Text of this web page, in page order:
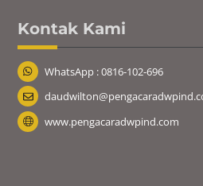
Kontak Kami
WhatsApp : 0816-102-696
www.pengacaradwpind.com